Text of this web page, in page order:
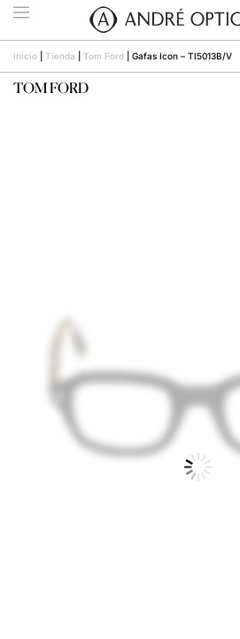
Inicio Tienda Tom Ford Gafas Icon – TI5013B/V
TOM FORD